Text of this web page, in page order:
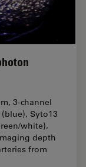
3-channel
Syto13
white),
depth
from